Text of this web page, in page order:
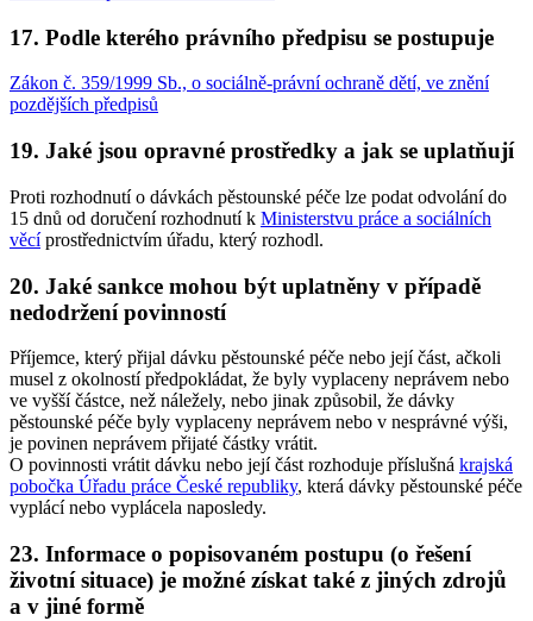
17. Podle kterého právního předpisu se postupuje
Zákon č. 359/1999 Sb., o sociálně-právní ochraně dětí, ve znění
pozdějších předpisů
19. Jaké jsou opravné prostředky a jak se uplatňují
Proti rozhodnutí o dávkách pěstounské péče lze podat odvolání do
15 dnů od doručení rozhodnutí k Ministerstvu práce a sociálních
věcíprostřednictvím úřadu, který rozhodl.
20. Jaké sankce mohou být uplatněny v případě
nedodržení povinností
Příjemce, který přijal dávku pěstounské péče nebo její část, ačkoli
musel z okolností předpokládat, že byly vyplaceny neprávem nebo
ve vyšší částce, než náležely, nebo jinak způsobil, že dávky
pěstounské péče byly vyplaceny neprávem nebo v nesprávné výši,
je povinen neprávem přijaté částky vrátit.
O povinnosti vrátit dávku nebo její část rozhoduje příslušná krajská
pobočka Úřadu práce České republiky, která dávky pěstounské péče
vyplácí nebo vyplácela naposledy.
23. Informace o popisovaném postupu (o řešení
životní situace) je možné získat také z jiných zdrojů
a v jiné formě